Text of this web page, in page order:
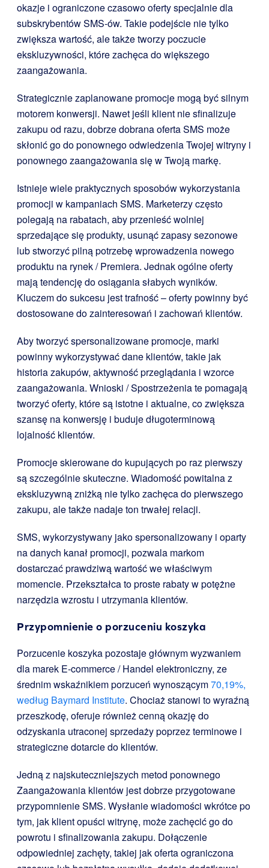
okazje i ograniczone czasowo oferty specjalnie dla
subskrybentów SMS-ów. Takie podejście nie tylko
zwiększa wartość, ale także tworzy poczucie
ekskluzywności, które zachęca do większego
zaangażowania.
Strategicznie zaplanowane promocje mogą być silnym
motorem konwersji. Nawet jeśli klient nie sfinalizuje
zakupu od razu, dobrze dobrana oferta SMS może
skłonić go do ponownego odwiedzenia Twojej witryny i
ponownego zaangażowania się w Twoją markę.
Istnieje wiele praktycznych sposobów wykorzystania
promocji w kampaniach SMS. Marketerzy często
polegają na rabatach, aby przenieść wolniej
sprzedające się produkty, usunąć zapasy sezonowe
lub stworzyć pilną potrzebę wprowadzenia nowego
produktu na rynek / Premiera. Jednak ogólne oferty
mają tendencję do osiągania słabych wyników.
Kluczem do sukcesu jest trafność – oferty powinny być
dostosowane do zainteresowań i zachowań klientów.
Aby tworzyć spersonalizowane promocje, marki
powinny wykorzystywać dane klientów, takie jak
historia zakupów, aktywność przeglądania i wzorce
zaangażowania. Wnioski / Spostrzeżenia te pomagają
tworzyć oferty, które są istotne i aktualne, co zwiększa
szansę na konwersję i buduje długoterminową
lojalność klientów.
Promocje skierowane do kupujących po raz pierwszy
są szczególnie skuteczne. Wiadomość powitalna z
ekskluzywną zniżką nie tylko zachęca do pierwszego
zakupu, ale także nadaje ton trwałej relacji.
SMS, wykorzystywany jako spersonalizowany i oparty
na danych kanał promocji, pozwala markom
dostarczać prawdziwą wartość we właściwym
momencie. Przekształca to proste rabaty w potężne
narzędzia wzrostu i utrzymania klientów.
Przypomnienie o porzuceniu koszyka
Porzucenie koszyka pozostaje głównym wyzwaniem
dla marek E-commerce / Handel elektroniczny, ze
średnim wskaźnikiem porzuceń wynoszącym70,19%,
według Baymard Institute. Chociaż stanowi to wyraźną
przeszkodę, oferuje również cenną okazję do
odzyskania utraconej sprzedaży poprzez terminowe i
strategiczne dotarcie do klientów.
Jedną z najskuteczniejszych metod ponownego
Zaangażowania klientów jest dobrze przygotowane
przypomnienie SMS. Wysłanie wiadomości wkrótce po
tym, jak klient opuści witrynę, może zachęcić go do
powrotu i sfinalizowania zakupu. Dołączenie
odpowiedniej zachęty, takiej jak oferta ograniczona